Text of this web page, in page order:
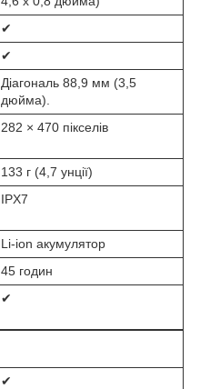
✔
✔
Діагональ 88,9 мм (3,5
дюйма).
282 × 470 пікселів
133 г (4,7 унції)
IPX7
Li-ion акумулятор
45 годин
✔
✔